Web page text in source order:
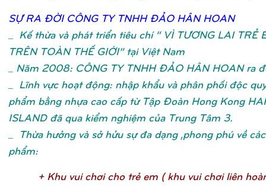
SỰRA ĐỜI CÔNG TY TNHH ĐẢO HÂN HOAN
Kế thừa và phát triển tiêu chí “ VÌ TƯƠNG LAI TRẺ
TRÊN TOÀN THẾ GIỚI” tại Việt Nam
_ Năm 2008: CÔNG TY TNHH ĐẢO HÂN HOAN ra
_ Lĩnh vực hoạt động: nhập khẩu và phân phối độc
phẩm bằng nhựa cao cấp từ Tập Đoàn Hong Kong
ISLAND đã qua kiểm nghiệm của Trung Tâm 3.
_ Thừa hưởng và sở hửu sự đa dạng ,phong phú về
phẩm:
+ Khu vui chơi cho trẻem ( khu vui chơi liên